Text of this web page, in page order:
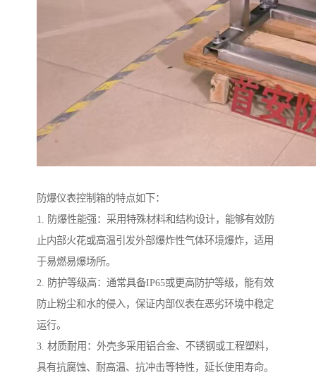
防爆仪表控制箱的特点如下：
1. 防爆性能强：采用特殊材料和结构设计，能够有效防
止内部火花或高温引发外部爆炸性气体环境爆炸，适用
于易燃易爆场所。
2. 防护等级高：通常具备IP65或更高防护等级，能有效
防止粉尘和水的侵入，保证内部仪表在恶劣环境中稳定
运行。
3. 材质耐用：外壳多采用铝合金、不锈钢或工程塑料，
具有抗腐蚀、耐高温、抗冲击等特性，延长使用寿命。